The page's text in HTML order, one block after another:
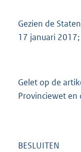
Gezien de
17 januari 2017;
Gelet op de
Provinciewet en
BESLUITEN